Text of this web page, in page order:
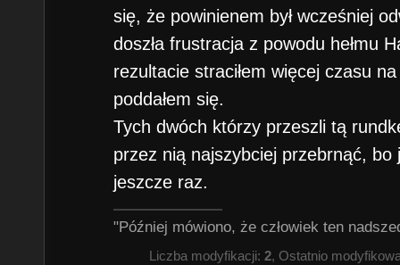
się, że powinienem był wcześniej
doszła frustracja z powodu hełmu
rezultacie straciłem więcej czasu
poddałem się.
Tych dwóch którzy przeszli tą
przez nią najszybciej przebrnąć,
jeszcze raz.
"Później mówiono, że człowiek ten
Liczba modyfikacji: 2, Ostatnio